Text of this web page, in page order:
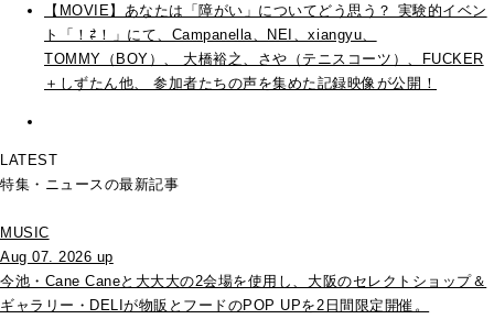
【MOVIE】あなたは「障がい」についてどう思う？ 実験的イベン
ト「！⇄！」にて、Campanella、NEI、xiangyu、
TOMMY（BOY）、 大橋裕之、さや（テニスコーツ）、FUCKER
＋しずたん他、 参加者たちの声を集めた記録映像が公開！
LATEST
特集・ニュースの最新記事
MUSIC
Aug 07. 2026 up
今池・Cane Caneと大大大の2会場を使用し、大阪のセレクトショップ＆
ギャラリー・DELIが物販とフードのPOP UPを2日間限定開催。